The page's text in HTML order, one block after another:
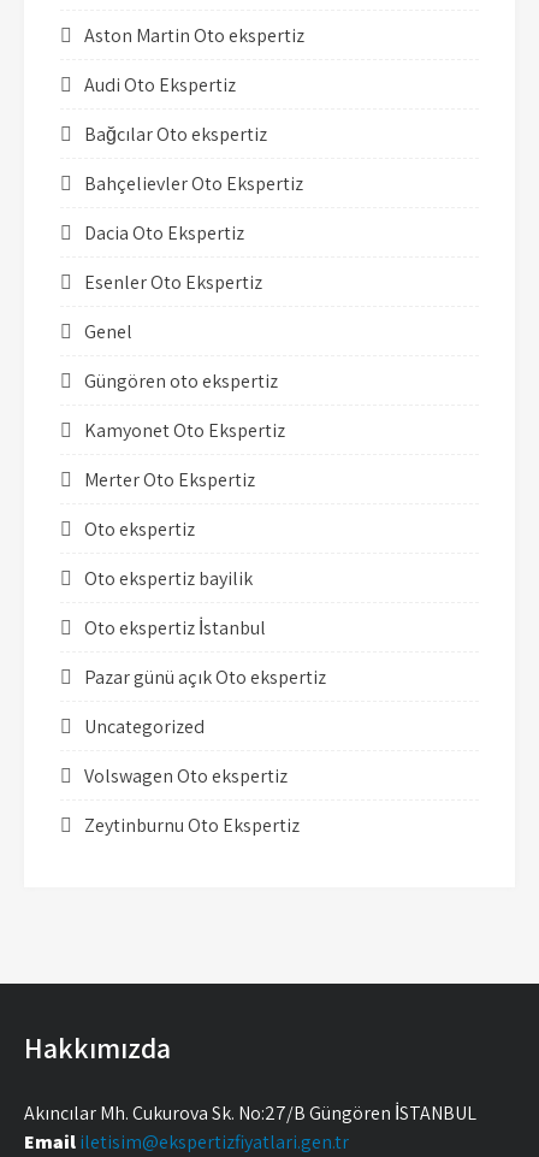
Aston Martin Oto ekspertiz
Audi Oto Ekspertiz
Bağcılar Oto ekspertiz
Bahçelievler Oto Ekspertiz
Dacia Oto Ekspertiz
Esenler Oto Ekspertiz
Genel
Güngören oto ekspertiz
Kamyonet Oto Ekspertiz
Merter Oto Ekspertiz
Oto ekspertiz
Oto ekspertiz bayilik
Oto ekspertiz İstanbul
Pazar günü açık Oto ekspertiz
Uncategorized
Volswagen Oto ekspertiz
Zeytinburnu Oto Ekspertiz
Hakkımızda
Akıncılar Mh. Çukurova Sk. No:27/B Güngören İSTANBUL
Emaililetisim@ekspertizfiyatlari.gen.tr